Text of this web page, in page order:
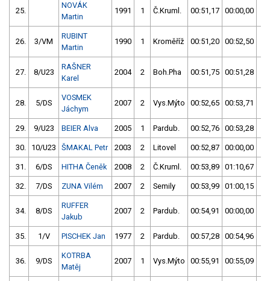
25.
NOVÁK
Martin
1991 1 Č.Kruml. 00:51,17 00:00,00
26. 3/VM
RUBINT
Martin
1990 1 Kroměříž 00:51,20 00:52,50
27. 8/U23
RAŠNER
Karel
2004 2 Boh.Pha 00:51,75 00:51,28
28. 5/DS
VOSMEK
Jáchym
2007 2 Vys.Mýto 00:52,65 00:53,71
29. 9/U23 BEIER Alva 2005 1 Pardub. 00:52,76 00:53,28
30. 10/U23 ŠMAKAL Petr 2003 2 Litovel 00:52,87 00:00,00
31. 6/DS HITHA Čeněk 2008 2 Č.Kruml. 00:53,89 01:10,67
32. 7/DS ZUNA Vilém 2007 2 Semily 00:53,99 01:00,15
34. 8/DS
RUFFER
Jakub
2007 2 Pardub. 00:54,91 00:00,00
35. 1/V PISCHEK Jan 1977 2 Pardub. 00:57,28 00:54,96
36. 9/DS
KOTRBA
Matěj
2007 1 Vys.Mýto 00:55,91 00:55,09